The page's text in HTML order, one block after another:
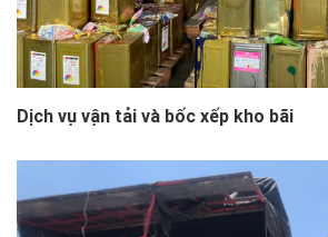
Dịch vụ vận tải và bốc xếp kho bãi